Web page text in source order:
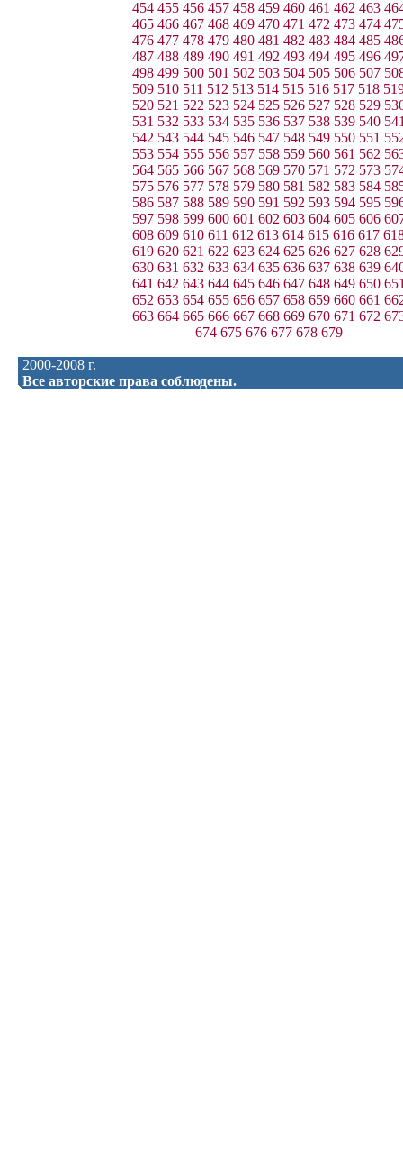
454 455 456 457 458 459 460 461 462 463
465 466 467 468 469 470 471 472 473 474
476 477 478 479 480 481 482 483 484 485
487 488 489 490 491 492 493 494 495 496
498 499 500 501 502 503 504 505 506 507
509 510 511 512 513 514 515 516 517 518
520 521 522 523 524 525 526 527 528 529
531 532 533 534 535 536 537 538 539 540
542 543 544 545 546 547 548 549 550 551
553 554 555 556 557 558 559 560 561 562
564 565 566 567 568 569 570 571 572 573
575 576 577 578 579 580 581 582 583 584
586 587 588 589 590 591 592 593 594 595
597 598 599 600 601 602 603 604 605 606
608 609 610 611 612 613 614 615 616 617
619 620 621 622 623 624 625 626 627 628
630 631 632 633 634 635 636 637 638 639
641 642 643 644 645 646 647 648 649 650
652 653 654 655 656 657 658 659 660 661
663 664 665 666 667 668 669 670 671 672
674 675 676 677 678 679
2000-2008 г.
Все авторские права соблюдены.